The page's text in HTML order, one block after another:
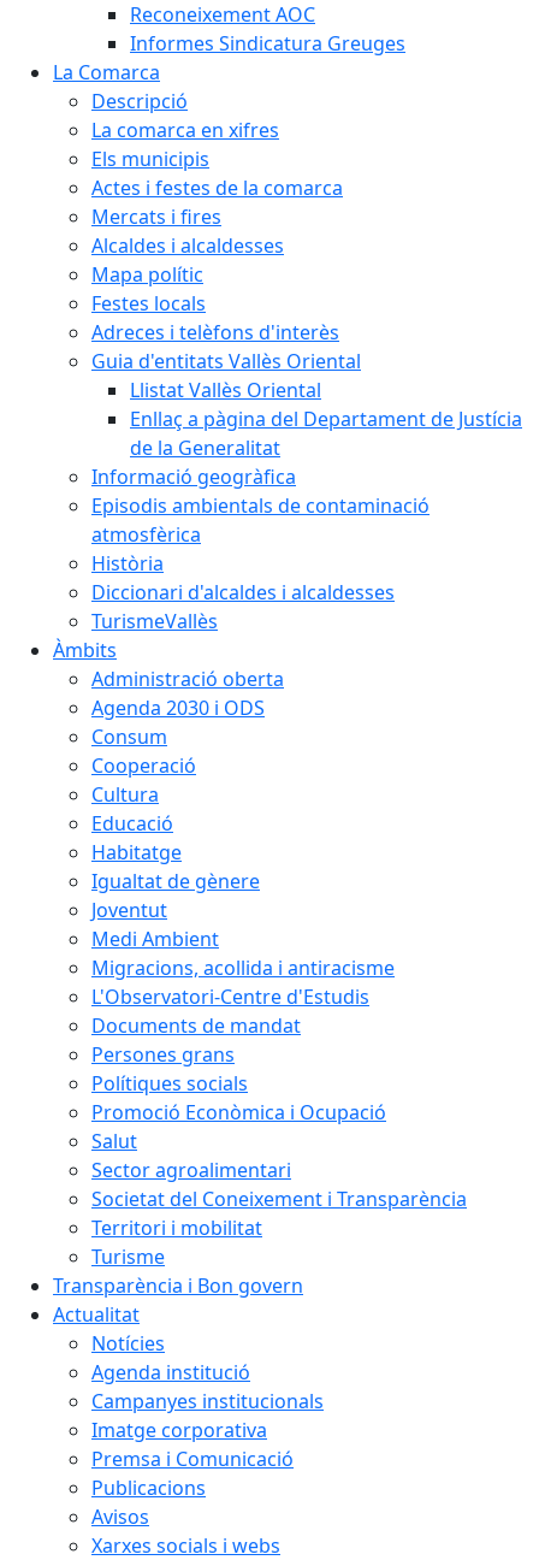
Reconeixement AOC
Informes Sindicatura Greuges
La Comarca
Descripció
La comarca en xifres
Els municipis
Actes i festes de la comarca
Mercats i fires
Alcaldes i alcaldesses
Mapa polític
Festes locals
Adreces i telèfons d'interès
Guia d'entitats Vallès Oriental
Llistat Vallès Oriental
Enllaç a pàgina del Departament de Justícia
de la Generalitat
Informació geogràfica
Episodis ambientals de contaminació
atmosfèrica
Història
Diccionari d'alcaldes i alcaldesses
TurismeVallès
Àmbits
Administració oberta
Agenda 2030 i ODS
Consum
Cooperació
Cultura
Educació
Habitatge
Igualtat de gènere
Joventut
Medi Ambient
Migracions, acollida i antiracisme
L'Observatori-Centre d'Estudis
Documents de mandat
Persones grans
Polítiques socials
Promoció Econòmica i Ocupació
Salut
Sector agroalimentari
Societat del Coneixement i Transparència
Territori i mobilitat
Turisme
Transparència i Bon govern
Actualitat
Notícies
Agenda institució
Campanyes institucionals
Imatge corporativa
Premsa i Comunicació
Publicacions
Avisos
Xarxes socials i webs